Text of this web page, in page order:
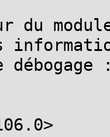
du
débogage